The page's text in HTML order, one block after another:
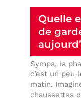
Quelle
de
Sympa, la
c’est un peu
matin.
chaussettes